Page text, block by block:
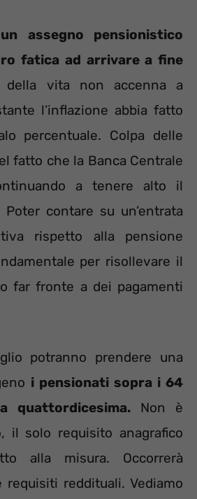
un assegno pensionistico
fatica ad arrivare a fine
vita non accenna a
l’inflazione abbia fatto
percentuale. Colpa delle
fatto che la Banca Centrale
a tenere alto il
contare su un’entrata
rispetto alla pensione
per risollevare il
far fronte a dei pagamenti
potranno prendere una
i pensionati sopra i 64
quattordicesima.Non è
il solo requisito anagrafico
alla misura. Occorrerà
requisiti reddituali. Vediamo